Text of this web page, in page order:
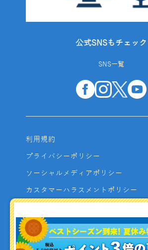
公式SNSもチェック
SNS一覧
利用規約
プライバシーポリシー
ソーシャルメディアポリシー
カスタマーハラスメントポリシー
よくあるご質問
お問い合わせ